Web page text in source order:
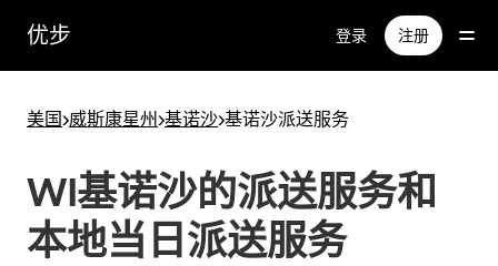
优步 登录 注册
美国>威斯康星州>基诺沙>基诺沙派送服务
WI基诺沙的派送服务和
本地当日派送服务